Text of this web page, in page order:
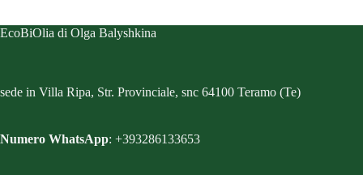
EcoBiOlia di Olga Balyshkina
sede in Villa Ripa, Str. Provinciale, snc 64100 Teramo (Te)
Numero WhatsApp: +393286133653